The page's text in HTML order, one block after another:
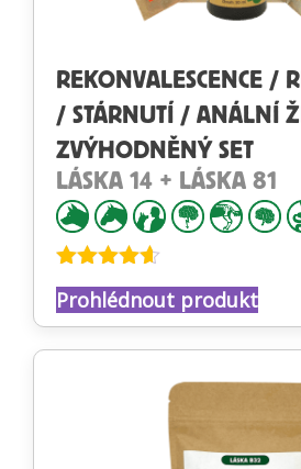
REKONVALESCENCE /
/ STÁRNUTÍ / ANÁLNÍ
ZVÝHODNĚNÝ SET
LÁSKA 14 + LÁSKA 81
Hodnocení
4.53z 5
Prohlédnout produkt